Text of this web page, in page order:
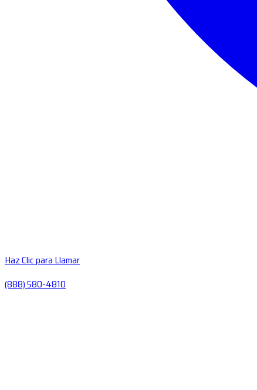
Haz Clic para Llamar
(888) 580-4810